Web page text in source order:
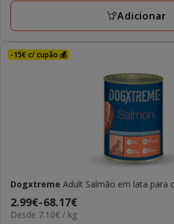
Adicionar
-15€ c/ cupão 💰
Dogxtreme Adult Salmão em lata para
Preço
de
2.99€-68.17€
7.10€
Desde 7.10€ / kg